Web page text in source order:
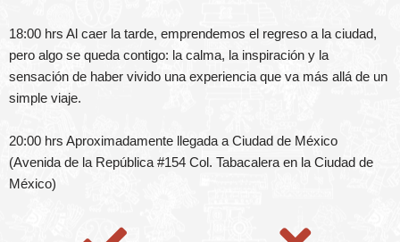
18:00 hrs Al caer la tarde, emprendemos el regreso a la ciudad,
pero algo se queda contigo: la calma, la inspiración y la
sensación de haber vivido una experiencia que va más allá de un
simple viaje.
20:00 hrs Aproximadamente llegada a Ciudad de México
(Avenida de la República #154 Col. Tabacalera en la Ciudad de
México)